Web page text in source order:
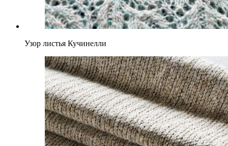
Узор листья Кучинелли